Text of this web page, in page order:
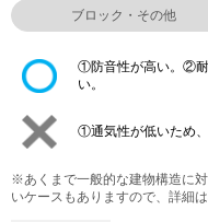
ブロック・その他
①防音性が高い。②耐
い。
①通気性が低いため
※あくまで一般的な建物構造に
いケースもありますので、詳細